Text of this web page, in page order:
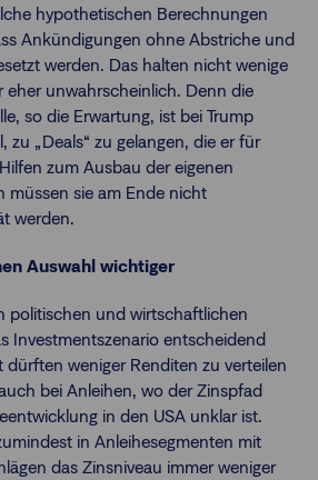
hypothetischen Berechnungen
Ankündigungen ohne Abstriche und
werden. Das halten nicht wenige
eher unwahrscheinlich. Denn die
so die Erwartung, ist bei Trump
zu „Deals“ zu gelangen, die er für
zum Ausbau der eigenen
müssen sie am Ende nicht
werden.
Auswahl wichtiger
politischen und wirtschaftlichen
Investmentszenario entscheidend
dürften weniger Renditen zu verteilen
bei Anleihen, wo der Zinspfad
in den USA unklar ist.
in Anleihesegmenten mit
das Zinsniveau immer weniger